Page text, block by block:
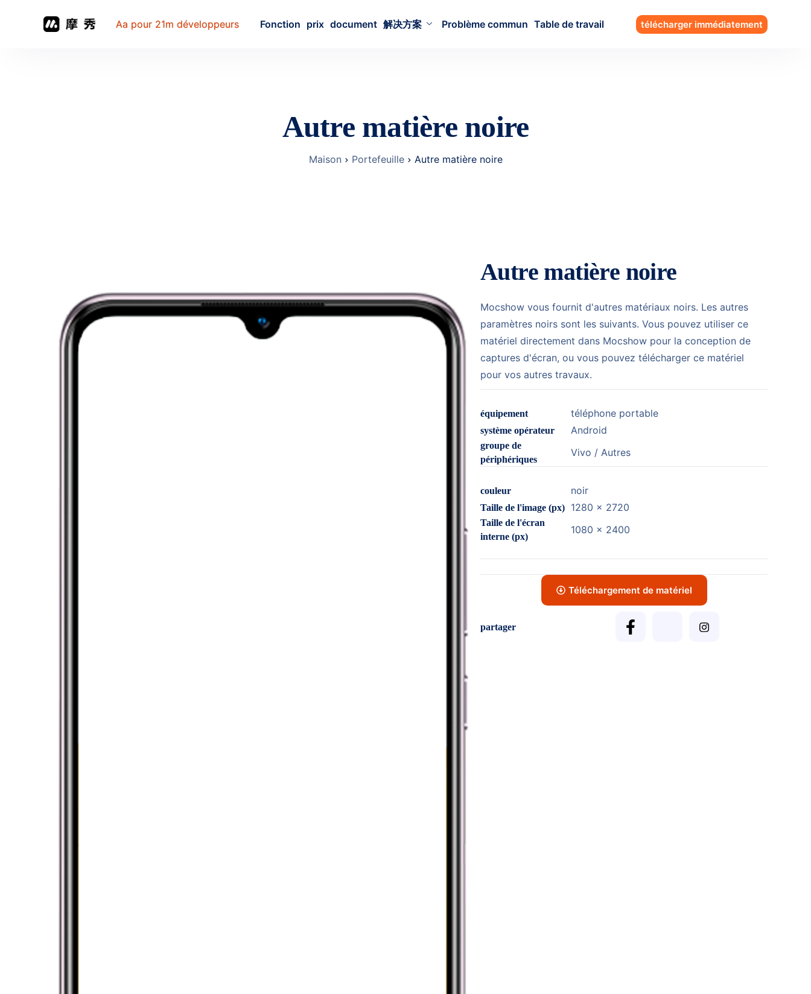
Aa pour 21m développeurs Fonction prix document 解决方案 Problème commun Table de travail télécharger immédiatement
Autre matière noire
Maison Portefeuille Autre matière noire
Autre matière noire
Mocshow vous fournit d'autres matériaux noirs. Les autres
paramètres noirs sont les suivants. Vous pouvez utiliser ce
matériel directement dans Mocshow pour la conception de
captures d'écran, ou vous pouvez télécharger ce matériel
pour vos autres travaux.
équipement téléphone portable
système opérateur Android
groupe de
périphériques
Vivo / Autres
couleur noir
Taille de l'image (px) 1280 x 2720
Taille de l'écran
interne (px)
1080 x 2400
Téléchargement de matériel
partager